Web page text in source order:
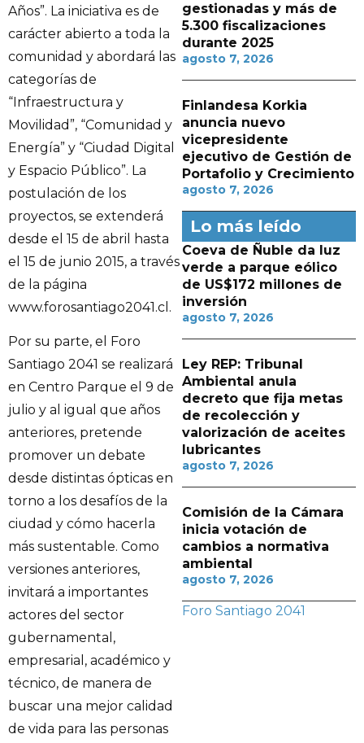
Años”. La iniciativa es de
carácter abierto a toda la
comunidad y abordará las
categorías de
“Infraestructura y
Movilidad”, “Comunidad y
Energía” y “Ciudad Digital
y Espacio Público”. La
postulación de los
proyectos, se extenderá
desde el 15 de abril hasta
el 15 de junio 2015, a través
de la página
www.forosantiago2041.cl.
Por su parte, el Foro
Santiago 2041 se realizará
en Centro Parque el 9 de
julio y al igual que años
anteriores, pretende
promover un debate
desde distintas ópticas en
torno a los desafíos de la
ciudad y cómo hacerla
más sustentable. Como
versiones anteriores,
invitará a importantes
actores del sector
gubernamental,
empresarial, académico y
técnico, de manera de
buscar una mejor calidad
de vida para las personas
gestionadas y más de
5.300 fiscalizaciones
durante 2025
agosto 7, 2026
Finlandesa Korkia
anuncia nuevo
vicepresidente
ejecutivo de Gestión de
Portafolio y Crecimiento
agosto 7, 2026
Lo más leído
Coeva de Ñuble da luz
verde a parque eólico
de US$172 millones de
inversión
agosto 7, 2026
Ley REP: Tribunal
Ambiental anula
decreto que fija metas
de recolección y
valorización de aceites
lubricantes
agosto 7, 2026
Comisión de la Cámara
inicia votación de
cambios a normativa
ambiental
agosto 7, 2026
Foro Santiago 2041